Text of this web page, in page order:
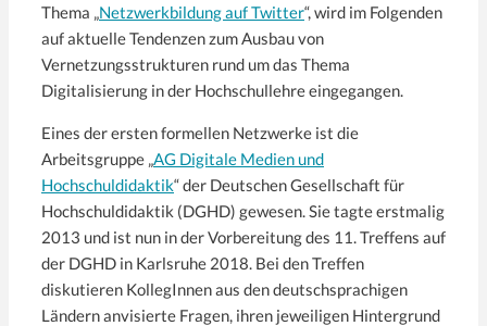
Thema „Netzwerkbildung auf Twitter“, wird im Folgenden
auf aktuelle Tendenzen zum Ausbau von
Vernetzungsstrukturen rund um das Thema
Digitalisierung in der Hochschullehre eingegangen.
Eines der ersten formellen Netzwerke ist die
Arbeitsgruppe „AG Digitale Medien und
Hochschuldidaktik“ der Deutschen Gesellschaft für
Hochschuldidaktik (DGHD) gewesen. Sie tagte erstmalig
2013 und ist nun in der Vorbereitung des 11. Treffens auf
der DGHD in Karlsruhe 2018. Bei den Treffen
diskutieren KollegInnen aus den deutschsprachigen
Ländern anvisierte Fragen, ihren jeweiligen Hintergrund